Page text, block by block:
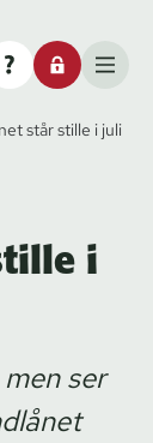
står stille i juli
i
ser